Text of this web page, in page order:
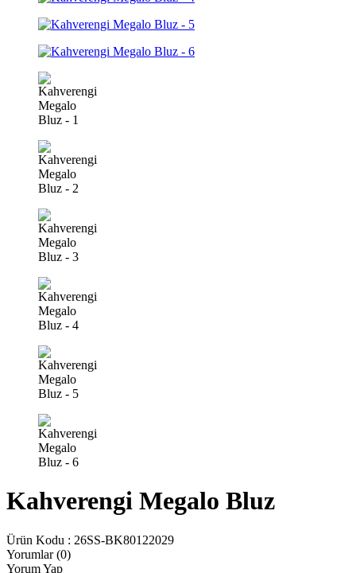
Kahverengi Megalo Bluz
Ürün Kodu : 26SS-BK80122029
Yorumlar (0)
Yorum Yap